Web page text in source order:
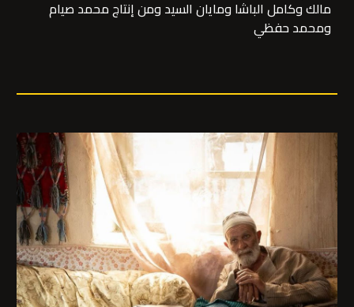
مالك وكامل الباشا ومايان السيد ومن إنتاج محمد صيام
ومحمد حفظي